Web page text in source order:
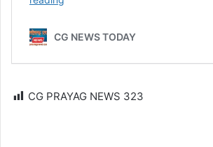
CG PRAYAG NEWS 323